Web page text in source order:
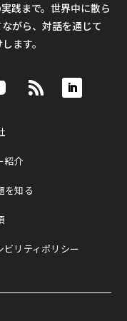
践まで。世界中に散ら
がら、対話を通じて
ます。
紹介
を知る
ビリティポリシー